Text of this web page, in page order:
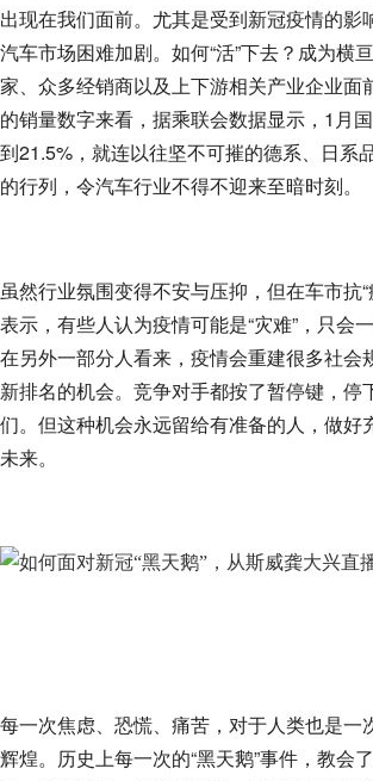
出现在我们面前。尤其是受到新冠疫情的影
汽车市场困难加剧。如何“活”下去？成为横
家、众多经销商以及上下游相关产业企业面
的销量数字来看，据乘联会数据显示，1月
到21.5%，就连以往坚不可摧的德系、日系
的行列，令汽车行业不得不迎来至暗时刻。
虽然行业氛围变得不安与压抑，但在车市抗
表示，有些人认为疫情可能是“灾难”，只会
在另外一部分人看来，疫情会重建很多社会
新排名的机会。竞争对手都按了暂停键，停
们。但这种机会永远留给有准备的人，做好
未来。
每一次焦虑、恐慌、痛苦，对于人类也是一
辉煌。历史上每一次的“黑天鹅”事件，教会